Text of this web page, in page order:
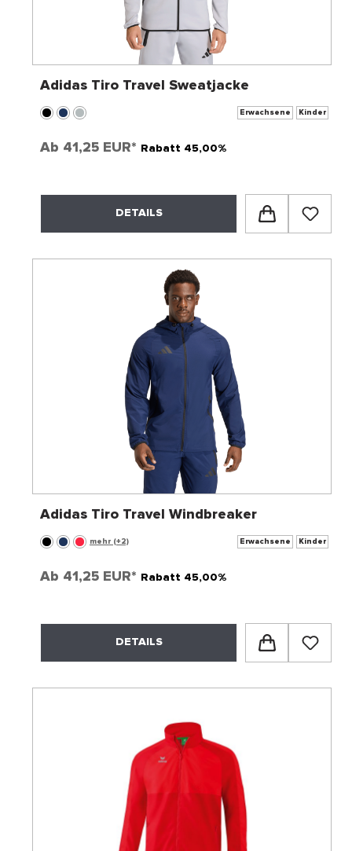
Adidas Tiro Travel Sweatjacke
Erwachsene Kinder
Ab 41,25 EUR* Rabatt 45,00%
DETAILS
Adidas Tiro Travel Windbreaker
mehr (+2) Erwachsene Kinder
Ab 41,25 EUR* Rabatt 45,00%
DETAILS